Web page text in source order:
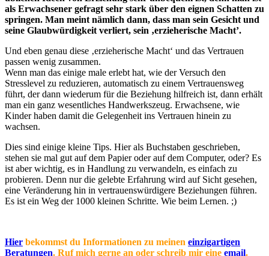
als Erwachsener gefragt sehr stark über den eignen Schatten zu
springen. Man meint nämlich dann, dass man sein Gesicht und
seine Glaubwürdigkeit verliert, sein ‚erzieherische Macht’.
Und eben genau diese ‚erzieherische Macht‘ und das Vertrauen
passen wenig zusammen.
Wenn man das einige male erlebt hat, wie der Versuch den
Stresslevel zu reduzieren, automatisch zu einem Vertrauensweg
führt, der dann wiederum für die Beziehung hilfreich ist, dann erhält
man ein ganz wesentliches Handwerkszeug. Erwachsene, wie
Kinder haben damit die Gelegenheit ins Vertrauen hinein zu
wachsen.
Dies sind einige kleine Tips. Hier als Buchstaben geschrieben,
stehen sie mal gut auf dem Papier oder auf dem Computer, oder? Es
ist aber wichtig, es in Handlung zu verwandeln, es einfach zu
probieren. Denn nur die gelebte Erfahrung wird auf Sicht gesehen,
eine Veränderung hin in vertrauenswürdigere Beziehungen führen.
Es ist ein Weg der 1000 kleinen Schritte. Wie beim Lernen. ;)
Hier bekommst du Informationen zu meinen einzigartigen
Beratungen. Ruf mich gerne an oder schreib mir eine email.